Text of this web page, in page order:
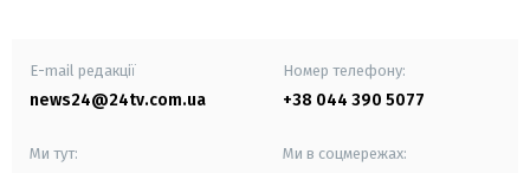
E-mail редакції
news24@24tv.com.ua
Номер телефону:
+38 044 390 5077
Ми тут: Ми в соцмережах: